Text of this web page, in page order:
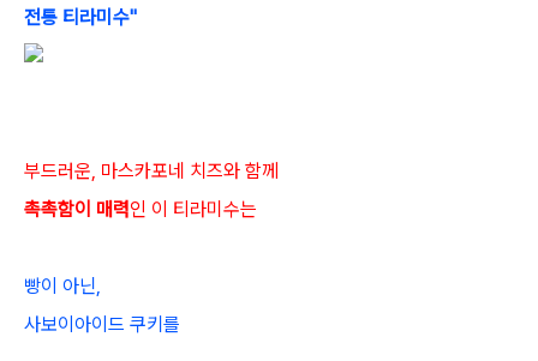
전통 티라미수"
부드러운, 마스카포네 치즈와 함께
촉촉함이 매력인 이 티라미수는
빵이 아닌,
사보이아이드 쿠키를